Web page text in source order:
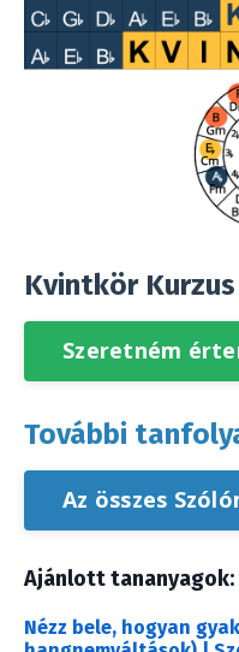
Kvintkör Kurzus
Szeretném
További
Az összes
Ajánlott tananyagok:
Nézz bele, hogyan